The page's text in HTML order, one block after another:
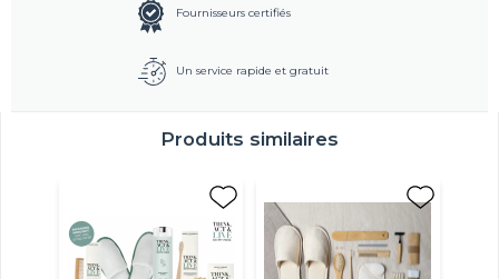
Fournisseurs certifiés
Un service rapide et gratuit
Produits similaires